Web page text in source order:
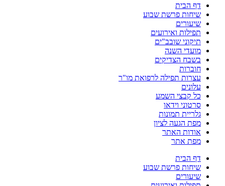
דף הבית
שיחות פרשת שבוע
שיעורים
תפילות ואירועים
תיקוני שובב"ים
מועדי השנה
בשבח הצדיקים
חוברות
עצרות תפילה לרפואת מו"ר
עלונים
כל קבצי השמע
סרטוני וידאו
גלריית תמונות
מפת הגעה לציון
אודות האתר
מפת אתר
דף הבית
שיחות פרשת שבוע
שיעורים